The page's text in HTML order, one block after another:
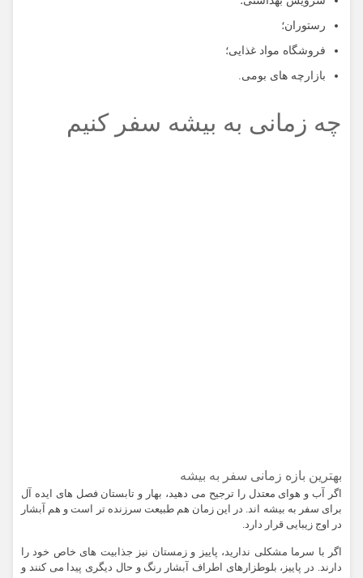
رستوران؛
فروشگاه مواد غذایی؛
بازارچه های بومی.
چه زمانی به بیشه سفر کنیم
بهترین بازه زمانی سفر به بیشه
اگر آب و هوای معتدل را ترجیح می دهید، بهار و تابستان فصل های ایده آل
برای سفر به بیشه اند. در این زمان هم طبیعت سرزنده تر است و هم آبشار
در اوج زیبایی قرار دارد.
اگر با سرما مشکلی ندارید، پاییز و زمستان نیز جذابیت های خاص خود را
دارند. در پاییز، بلوطزارهای اطراف آبشار رنگ و حال دیگری پیدا می کنند و